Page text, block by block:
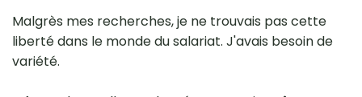
Malgrès mes recherches, je ne trouvais pas cette
liberté dans le monde du salariat. J'avais besoin de
variété.